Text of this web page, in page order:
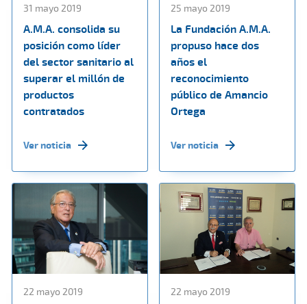
31 mayo 2019
A.M.A. consolida su
posición como líder
del sector sanitario al
superar el millón de
productos
contratados
Ver noticia
25 mayo 2019
La Fundación A.M.A.
propuso hace dos
años el
reconocimiento
público de Amancio
Ortega
Ver noticia
22 mayo 2019 22 mayo 2019